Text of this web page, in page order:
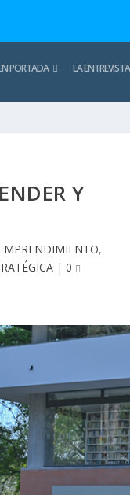
PORTADA LA ENTREVISTA
Y
,
|0